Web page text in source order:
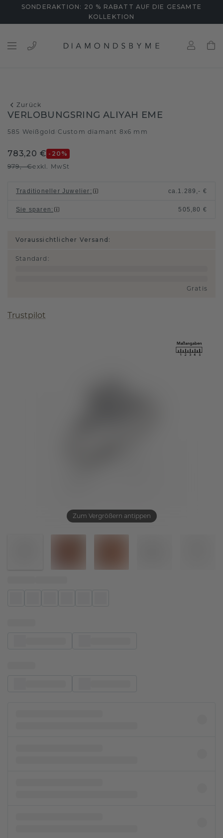
SONDERAKTION: 20 % RABATT AUF DIE GESAMTE
KOLLEKTION
Zurück
Zum Vergrößern antippen
VERLOBUNGSRING ALIYAH EME
585 Weißgold Custom diamant 8x6 mm
783,20 € -20 %
979,- €exkl. MwSt
Traditioneller Juwelier : ca. 1.289,- €
Sie sparen : 505,80 €
Voraussichtlicher Versand:
Standard :
Gratis
Trustpilot